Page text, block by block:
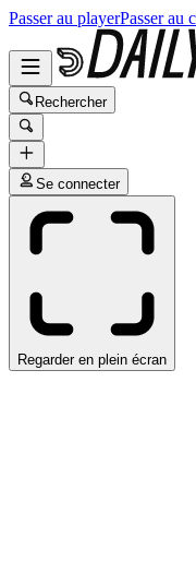
Passer au playerPasser au
Rechercher
Se connecter
Regarder en plein écran